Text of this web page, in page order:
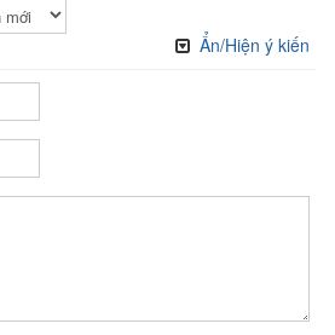
Ẩn/Hiện ý kiến